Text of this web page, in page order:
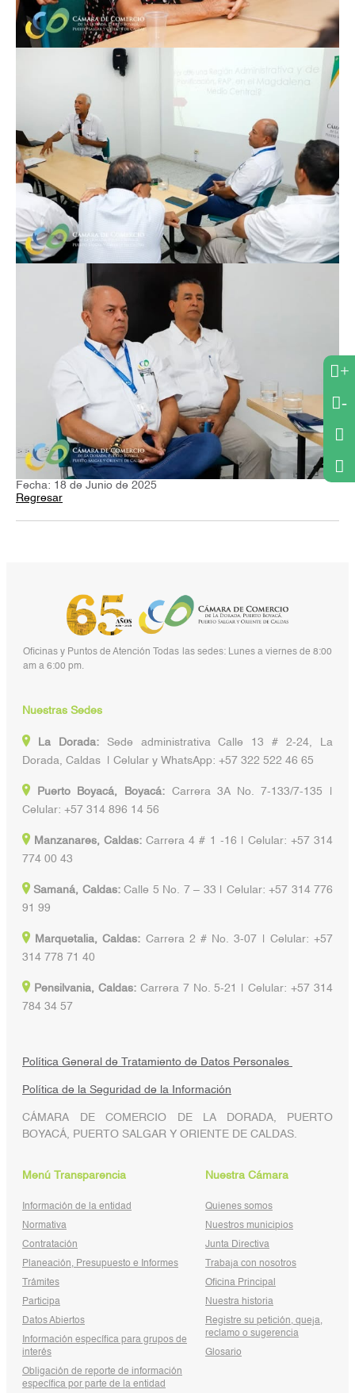
Fecha: 18 de Junio de 2025
Regresar
+
-
Oficinas y Puntos de Atención Todas las sedes: Lunes a viernes de 8:00
am a 6:00 pm.
Nuestras Sedes
La Dorada:Sede administrativa Calle 13 # 2-24, La
Dorada, Caldas | Celular y WhatsApp: +57 322 522 46 65
Puerto Boyacá, Boyacá:Carrera 3A No. 7-133/7-135 |
Celular: +57 314 896 14 56
Manzanares, Caldas: Carrera 4 # 1 -16 | Celular: +57 314
774 00 43
Samaná, Caldas:Calle 5 No. 7 – 33 | Celular: +57 314 776
91 99
Marquetalia, Caldas: Carrera 2 # No. 3-07 | Celular: +57
314 778 71 40
Pensilvania, Caldas:Carrera 7 No. 5-21 | Celular: +57 314
784 34 57
Política General de Tratamiento de Datos Personales
Política de la Seguridad de la Información
CÁMARA DE COMERCIO DE LA DORADA, PUERTO
BOYACÁ, PUERTO SALGAR Y ORIENTE DE CALDAS.
Menú Transparencia
Información de la entidad
Normativa
Contratación
Planeación, Presupuesto e Informes
Trámites
Participa
Datos Abiertos
Información específica para grupos de
interés
Obligación de reporte de información
específica por parte de la entidad
Nuestra Cámara
Quienes somos
Nuestros municipios
Junta Directiva
Trabaja con nosotros
Oficina Principal
Nuestra historia
Registre su petición, queja,
reclamo o sugerencia
Glosario